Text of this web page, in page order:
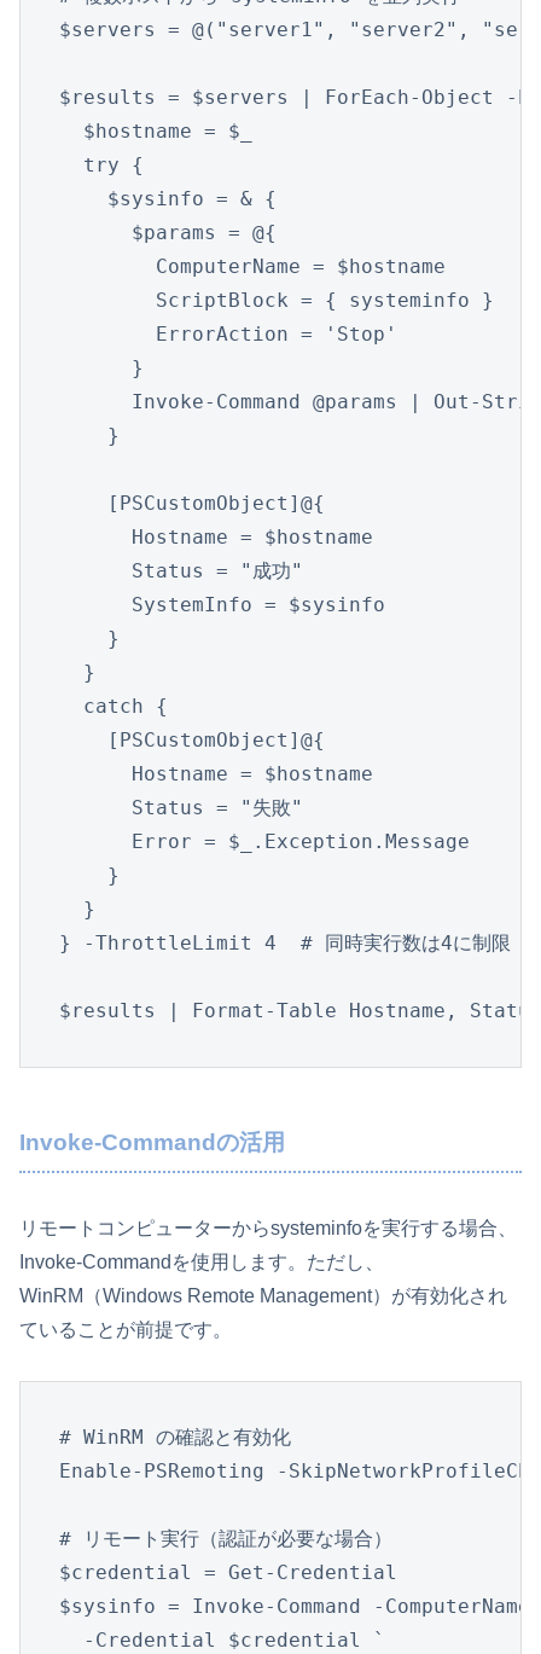
$servers = @("server1", "server2",
$results = $servers | ForEach-Object -
  $hostname = $_
  try {
    $sysinfo = & {
      $params = @{
        ComputerName = $hostname
        ScriptBlock = { systeminfo }
        ErrorAction = 'Stop'
      }
Invoke-Command @params | Out-
    }
    [PSCustomObject]@{
      Hostname = $hostname
      Status = "成功"
      SystemInfo = $sysinfo
    }
  }
  catch {
    [PSCustomObject]@{
      Hostname = $hostname
      Status = "失敗"
      Error = $_.Exception.Message
    }
  }
} -ThrottleLimit 4  # 同時実行数は4に制限
$results | Format-Table Hostname, Status
Invoke-Commandの活用
リモートコンピューターからsysteminfoを実行する場合、
Invoke-Commandを使用します。ただし、
WinRM（Windows Remote Management）が有効化され
ていることが前提です。
# WinRM の確認と有効化
Enable-PSRemoting -
# リモート実行（認証が必要な場合）
$credential = Get-Credential
$sysinfo = Invoke-Command -
  -Credential $credential `